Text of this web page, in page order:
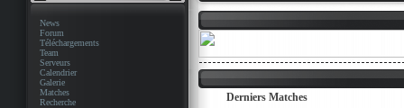
News
Forum
Téléchargements
Team
Serveurs
Calendrier
Galerie
Matches
Recherche
Derniers Matches